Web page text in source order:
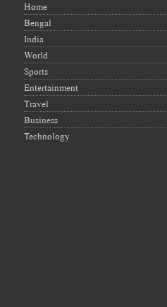
Home
Bengal
India
World
Sports
Entertainment
Travel
Business
Technology